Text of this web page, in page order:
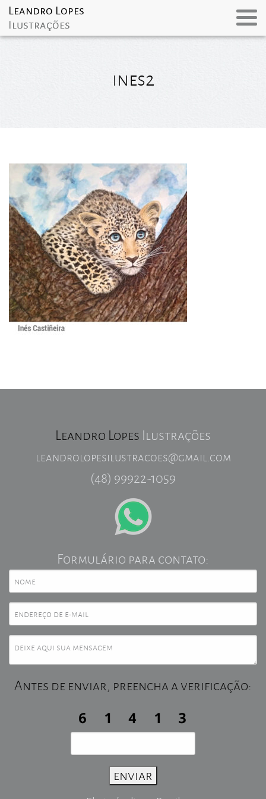
ines2
Leandro Lopes Ilustrações
leandrolopesilustracoes@gmail.com
(48) 99922-1059
Formulário para contato:
Antes de enviar, preencha a verificação: